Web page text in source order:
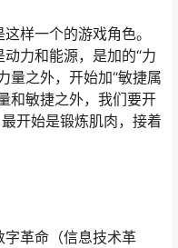
样一个的游戏角色。
力和能源，是加的“力
量之外，开始加“敏捷属
和敏捷之外，我们要开
开始是锻炼肌肉，接着
革命（信息技术革